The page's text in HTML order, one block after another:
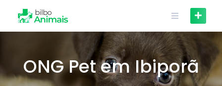
content
ONG Pet em Ibiporã